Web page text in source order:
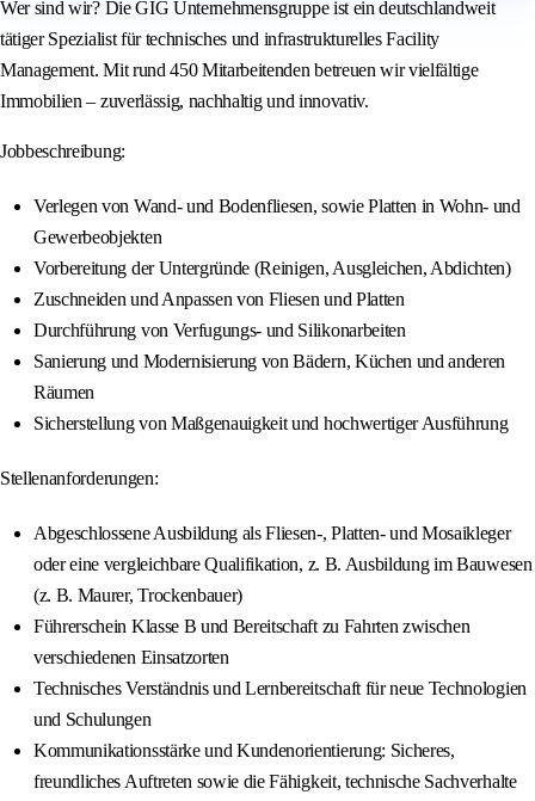
Wer sind wir? Die GIG Unternehmensgruppe ist ein deutschlandweit
tätiger Spezialist für technisches und infrastrukturelles Facility
Management. Mit rund 450 Mitarbeitenden betreuen wir vielfältige
Immobilien – zuverlässig, nachhaltig und innovativ.
Jobbeschreibung:
Verlegen von Wand- und Bodenfliesen, sowie Platten in Wohn- und
Gewerbeobjekten
Vorbereitung der Untergründe (Reinigen, Ausgleichen, Abdichten)
Zuschneiden und Anpassen von Fliesen und Platten
Durchführung von Verfugungs- und Silikonarbeiten
Sanierung und Modernisierung von Bädern, Küchen und anderen
Räumen
Sicherstellung von Maßgenauigkeit und hochwertiger Ausführung
Stellenanforderungen:
Abgeschlossene Ausbildung als Fliesen-, Platten- und Mosaikleger
oder eine vergleichbare Qualifikation, z. B. Ausbildung im Bauwesen
(z. B. Maurer, Trockenbauer)
Führerschein Klasse B und Bereitschaft zu Fahrten zwischen
verschiedenen Einsatzorten
Technisches Verständnis und Lernbereitschaft für neue Technologien
und Schulungen
Kommunikationsstärke und Kundenorientierung: Sicheres,
freundliches Auftreten sowie die Fähigkeit, technische Sachverhalte